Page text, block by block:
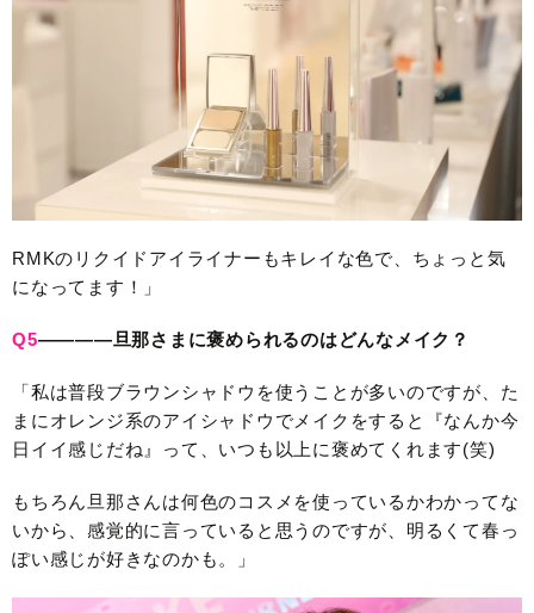
RMKのリクイドアイライナーもキレイな色で、ちょっと気
になってます！」
Q5————旦那さまに褒められるのはどんなメイク？
「私は普段ブラウンシャドウを使うことが多いのですが、た
まにオレンジ系のアイシャドウでメイクをすると『なんか今
日イイ感じだね』って、いつも以上に褒めてくれます(笑)
もちろん旦那さんは何色のコスメを使っているかわかってな
いから、感覚的に言っていると思うのですが、明るくて春っ
ぽい感じが好きなのかも。」